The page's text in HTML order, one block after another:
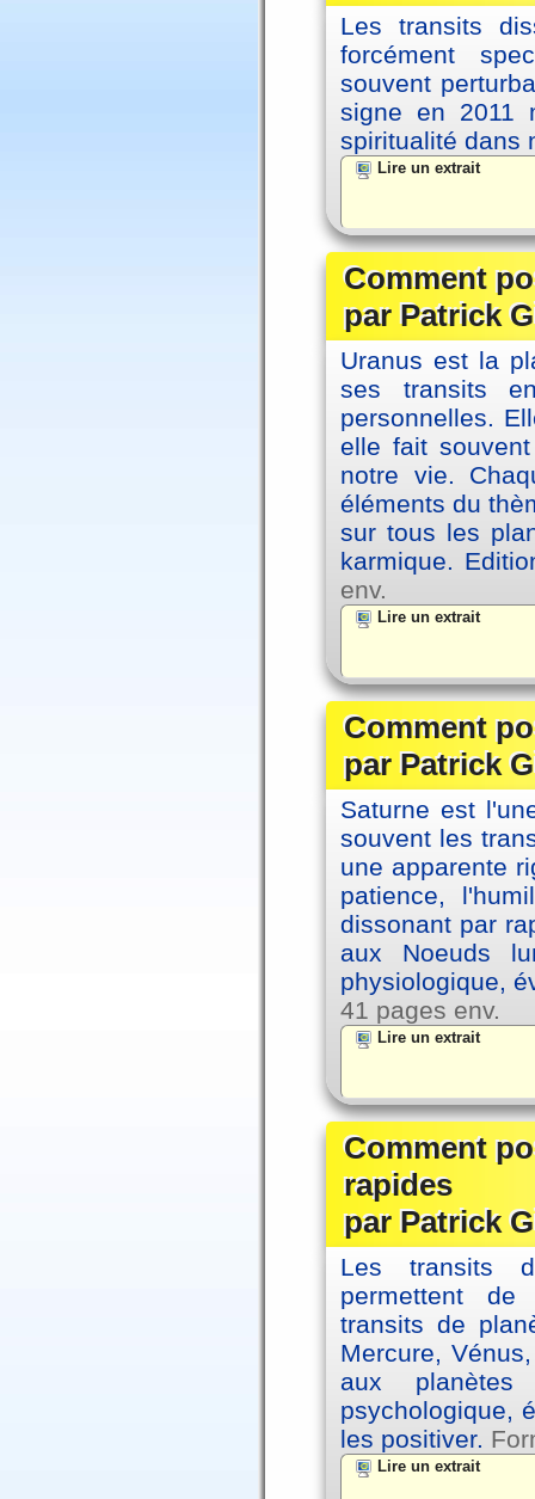
Les transits
forcément
souvent
signe en 2011
spiritualité dans
Lire un extrait
Comment
par Patrick
Uranus est la
ses transits
personnelles.
elle fait
notre vie.
éléments du
sur tous les
karmique.
env.
Lire un extrait
Comment
par Patrick
Saturne est
souvent les
une apparente
patience,
dissonant par
aux Noeuds
physiologique,
41 pages env.
Lire un extrait
Comment
rapides
par Patrick
Les transits
permettent de
transits de
Mercure,
aux
psychologique,
les positiver.
Lire un extrait